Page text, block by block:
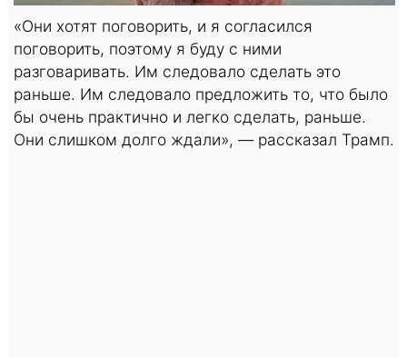
«Они хотят поговорить, и я согласился
поговорить, поэтому я буду с ними
разговаривать. Им следовало сделать это
раньше. Им следовало предложить то, что было
бы очень практично и легко сделать, раньше.
Они слишком долго ждали», — рассказал Трамп.